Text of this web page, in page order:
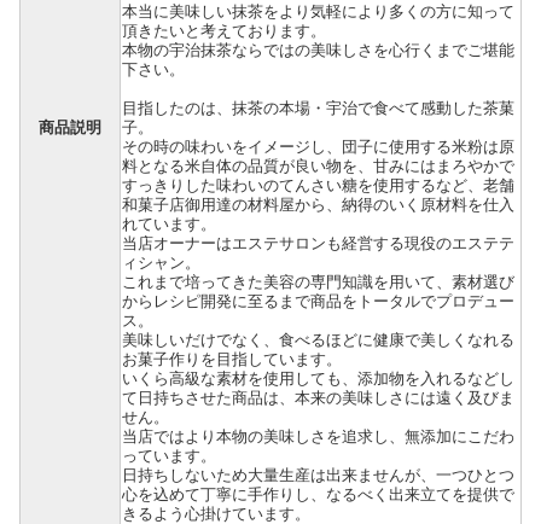
商品説明
本当に美味しい抹茶をより気軽により多くの方に知って
頂きたいと考えております。
本物の宇治抹茶ならではの美味しさを心行くまでご堪能
下さい。
目指したのは、抹茶の本場・宇治で食べて感動した茶菓
子。
その時の味わいをイメージし、団子に使用する米粉は原
料となる米自体の品質が良い物を、甘みにはまろやかで
すっきりした味わいのてんさい糖を使用するなど、老舗
和菓子店御用達の材料屋から、納得のいく原材料を仕入
れています。
当店オーナーはエステサロンも経営する現役のエステテ
ィシャン。
これまで培ってきた美容の専門知識を用いて、素材選び
からレシピ開発に至るまで商品をトータルでプロデュー
ス。
美味しいだけでなく、食べるほどに健康で美しくなれる
お菓子作りを目指しています。
いくら高級な素材を使用しても、添加物を入れるなどし
て日持ちさせた商品は、本来の美味しさには遠く及びま
せん。
当店ではより本物の美味しさを追求し、無添加にこだわ
っています。
日持ちしないため大量生産は出来ませんが、一つひとつ
心を込めて丁寧に手作りし、なるべく出来立てを提供で
きるよう心掛けています。